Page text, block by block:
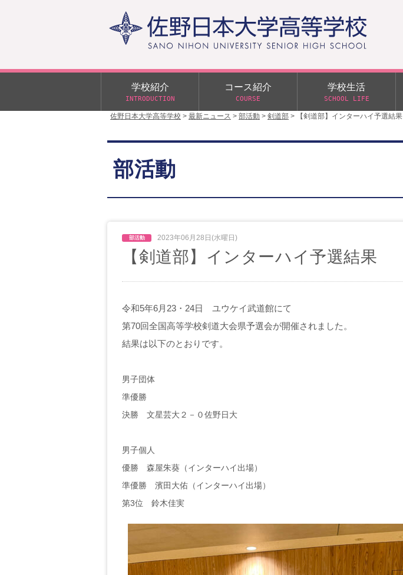
佐野日本大学高等学校 > 最新ニュース > 部活動 > 剣道部 > 【剣道部】インターハイ予選結果
学校紹介
INTRODUCTION
学校案内
広報佐野日大
コース紹介
COURSE
αクラス 特別進学クラス（Tクラス）
N進学クラス（Nクラス）
学校生活
SCHOOL LIFE
スクールバス
学則（令和8年度～）
日大DAY
学校案内パンフレット
令和７年度 学力判定テスト
サニチヒーローズ
部活動
2023年06月28日(水曜日)
【剣道部】インターハイ予選結果
令和5年6月23・24日 ユウケイ武道館にて
第70回全国高等学校剣道大会県予選会が開催されました。
結果は以下のとおりです。
男子団体
準優勝
決勝 文星芸大２－０佐野日大
男子個人
優勝 森屋朱葵（インターハイ出場）
準優勝 濱田大佑（インターハイ出場）
第3位 鈴木佳実